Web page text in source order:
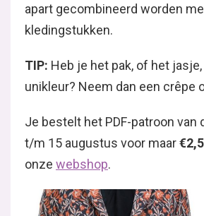
apart gecombineerd worden
kledingstukken.
TIP: Heb je het pak, of het
unikleur? Neem dan een crêpe
Je bestelt het PDF-patroon van
t/m 15 augustus voor maar
onze webshop.